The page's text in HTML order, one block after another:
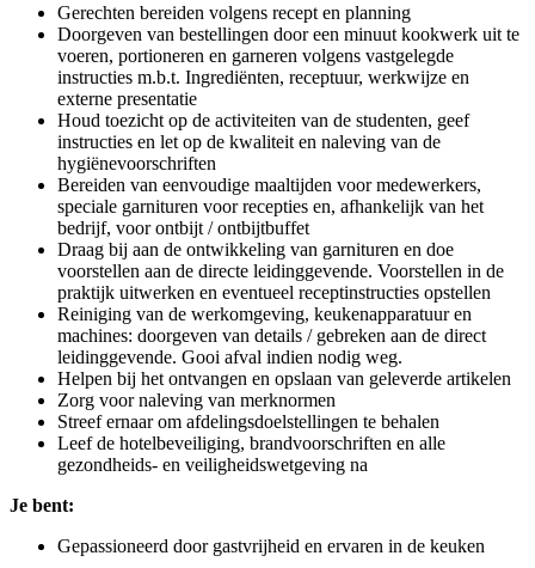
Gerechten bereiden volgens recept en planning
Doorgeven van bestellingen door een minuut kookwerk uit te
voeren, portioneren en garneren volgens vastgelegde
instructies m.b.t. Ingrediënten, receptuur, werkwijze en
externe presentatie
Houd toezicht op de activiteiten van de studenten, geef
instructies en let op de kwaliteit en naleving van de
hygiënevoorschriften
Bereiden van eenvoudige maaltijden voor medewerkers,
speciale garnituren voor recepties en, afhankelijk van het
bedrijf, voor ontbijt / ontbijtbuffet
Draag bij aan de ontwikkeling van garnituren en doe
voorstellen aan de directe leidinggevende. Voorstellen in de
praktijk uitwerken en eventueel receptinstructies opstellen
Reiniging van de werkomgeving, keukenapparatuur en
machines: doorgeven van details / gebreken aan de direct
leidinggevende. Gooi afval indien nodig weg.
Helpen bij het ontvangen en opslaan van geleverde artikelen
Zorg voor naleving van merknormen
Streef ernaar om afdelingsdoelstellingen te behalen
Leef de hotelbeveiliging, brandvoorschriften en alle
gezondheids- en veiligheidswetgeving na
Je bent:
Gepassioneerd door gastvrijheid en ervaren in de keuken